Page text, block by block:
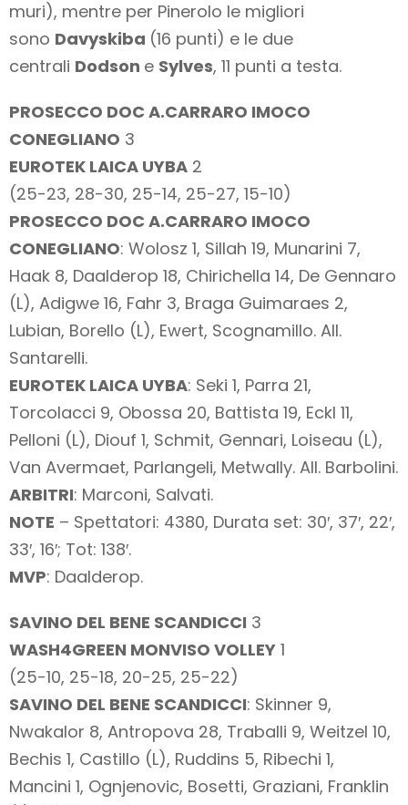
muri), mentre per Pinerolo le migliori
sono Davyskiba (16 punti) e le due
centrali Dodson e Sylves, 11 punti a testa.
PROSECCO DOC A.CARRARO IMOCO
CONEGLIANO 3
EUROTEK LAICA UYBA 2
(25-23, 28-30, 25-14, 25-27, 15-10)
PROSECCO DOC A.CARRARO IMOCO
CONEGLIANO: Wolosz 1, Sillah 19, Munarini 7,
Haak 8, Daalderop 18, Chirichella 14, De Gennaro
(L), Adigwe 16, Fahr 3, Braga Guimaraes 2,
Lubian, Borello (L), Ewert, Scognamillo. All.
Santarelli.
EUROTEK LAICA UYBA: Seki 1, Parra 21,
Torcolacci 9, Obossa 20, Battista 19, Eckl 11,
Pelloni (L), Diouf 1, Schmit, Gennari, Loiseau (L),
Van Avermaet, Parlangeli, Metwally. All. Barbolini.
ARBITRI: Marconi, Salvati.
NOTE – Spettatori: 4380, Durata set: 30′, 37′, 22′,
33′, 16′; Tot: 138′.
MVP: Daalderop.
SAVINO DEL BENE SCANDICCI 3
WASH4GREEN MONVISO VOLLEY 1
(25-10, 25-18, 20-25, 25-22)
SAVINO DEL BENE SCANDICCI: Skinner 9,
Nwakalor 8, Antropova 28, Traballi 9, Weitzel 10,
Bechis 1, Castillo (L), Ruddins 5, Ribechi 1,
Mancini 1, Ognjenovic, Bosetti, Graziani, Franklin